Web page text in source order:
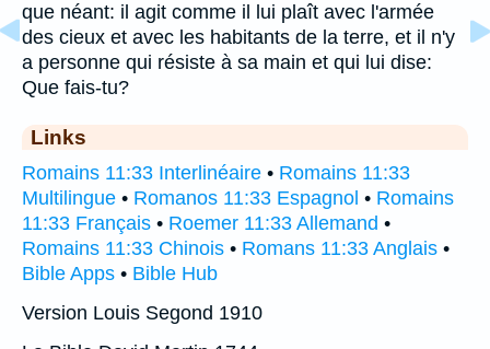
que néant: il agit comme il lui plaît avec l'armée
des cieux et avec les habitants de la terre, et il n'y
a personne qui résiste à sa main et qui lui dise:
Que fais-tu?
Links
Romains 11:33 Interlinéaire • Romains 11:33
Multilingue • Romanos 11:33 Espagnol • Romains
11:33 Français • Roemer 11:33 Allemand •
Romains 11:33 Chinois • Romans 11:33 Anglais •
Bible Apps • Bible Hub
Version Louis Segond 1910